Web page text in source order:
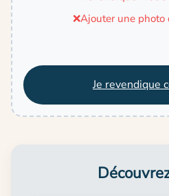
❌Ajouter une photo
Je revendique